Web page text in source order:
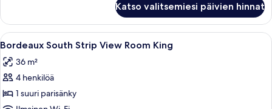
kuvat
View
Room
2
Katso valitsemiesi päivien hinnat
Avaa
kaikki
huonetyypin
Bordeaux
South
Hotellihuone, jossa on suuri sänky,
4
Bordeaux South Strip View Room King
36 m²
4 henkilöä
1 suuri parisänky